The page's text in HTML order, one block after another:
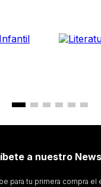
a nuestro
para tu primera compra el